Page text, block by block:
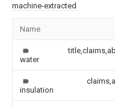
machine-extracted
Name
water
insulation